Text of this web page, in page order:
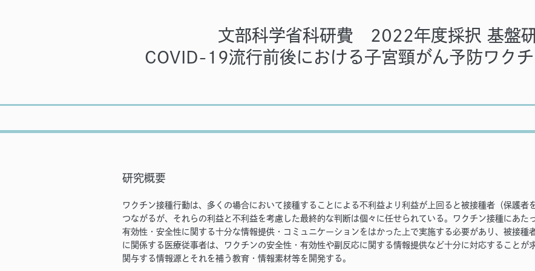
文部科学省科研費 2022年度採択 基盤
COVID-19流行前後における子宮頸がん予防ワク
研究概要
ワクチン接種行動は、多くの場合において接種することによる不利益より利益が上回ると被接種者（保護者
つながるが、それらの利益と不利益を考慮した最終的な判断は個々に任せられている。ワクチン接種にあた
有効性・安全性に関する十分な情報提供・コミュニケーションをはかった上で実施する必要があり、被接種
に関係する医療従事者は、ワクチンの安全性・有効性や副反応に関する情報提供など十分に対応することが
関与する情報源とそれを補う教育・情報素材等を開発する。